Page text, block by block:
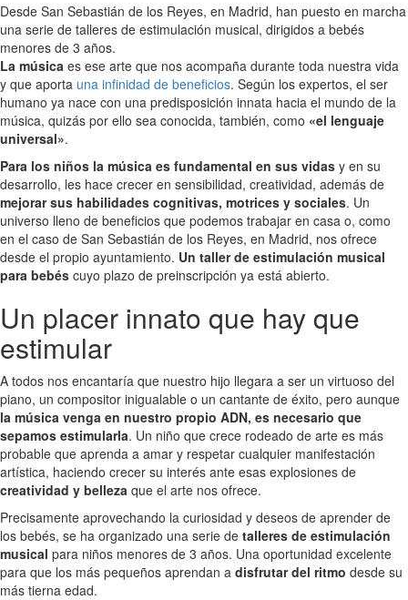
Desde San Sebastián de los Reyes, en Madrid, han puesto en marcha
una serie de talleres de estimulación musical, dirigidos a bebés
menores de 3 años.
La música es ese arte que nos acompaña durante toda nuestra vida
y que aporta una infinidad de beneficios. Según los expertos, el ser
humano ya nace con una predisposición innata hacia el mundo de la
música, quizás por ello sea conocida, también, como «el lenguaje
universal».
Para los niños la música es fundamental en sus vidas y en su
desarrollo, les hace crecer en sensibilidad, creatividad, además de
mejorar sus habilidades cognitivas, motrices y sociales. Un
universo lleno de beneficios que podemos trabajar en casa o, como
en el caso de San Sebastián de los Reyes, en Madrid, nos ofrece
desde el propio ayuntamiento. Un taller de estimulación musical
para bebés cuyo plazo de preinscripción ya está abierto.
Un placer innato que hay que
estimular
A todos nos encantaría que nuestro hijo llegara a ser un virtuoso del
piano, un compositor inigualable o un cantante de éxito, pero aunque
la música venga en nuestro propio ADN, es necesario que
sepamos estimularla. Un niño que crece rodeado de arte es más
probable que aprenda a amar y respetar cualquier manifestación
artística, haciendo crecer su interés ante esas explosiones de
creatividad y belleza que el arte nos ofrece.
Precisamente aprovechando la curiosidad y deseos de aprender de
los bebés, se ha organizado una serie de talleres de estimulación
musical para niños menores de 3 años. Una oportunidad excelente
para que los más pequeños aprendan a disfrutar del ritmo desde su
más tierna edad.